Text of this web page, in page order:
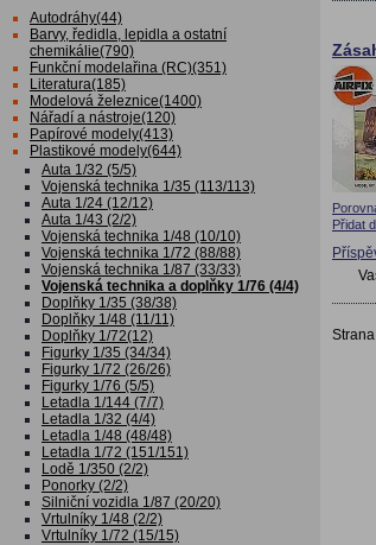
Autodráhy(44)
Barvy, ředidla, lepidla a ostatní
chemikálie(790)
Funkční modelařina (RC)(351)
Literatura(185)
Modelová železnice(1400)
Nářadí a nástroje(120)
Papírové modely(413)
Plastikové modely(644)
Auta 1/32 (5/5)
Vojenská technika 1/35 (113/113)
Auta 1/24 (12/12)
Auta 1/43 (2/2)
Vojenská technika 1/48 (10/10)
Vojenská technika 1/72 (88/88)
Vojenská technika 1/87 (33/33)
Vojenská technika a doplňky 1/76 (4/4)
Doplňky 1/35 (38/38)
Doplňky 1/48 (11/11)
Doplňky 1/72(12)
Figurky 1/35 (34/34)
Figurky 1/72 (26/26)
Figurky 1/76 (5/5)
Letadla 1/144 (7/7)
Letadla 1/32 (4/4)
Letadla 1/48 (48/48)
Letadla 1/72 (151/151)
Lodě 1/350 (2/2)
Ponorky (2/2)
Silniční vozidla 1/87 (20/20)
Vrtulníky 1/48 (2/2)
Vrtulníky 1/72 (15/15)
Přidat
Strana